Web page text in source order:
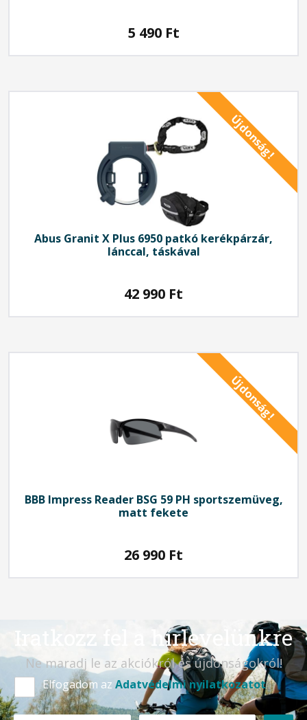
5 490 Ft
Újdonság!
Abus Granit X Plus 6950 patkó kerékpárzár,
lánccal, táskával
42 990 Ft
Újdonság!
BBBImpress Reader BSG 59 PH sportszemüveg,
matt fekete
26 990 Ft
Iratkozz fel a hírlevelünkre
Ne maradj le az akciókról és újdonságokról!
Elfogadom az Adatvédelmi nyilatkozatot